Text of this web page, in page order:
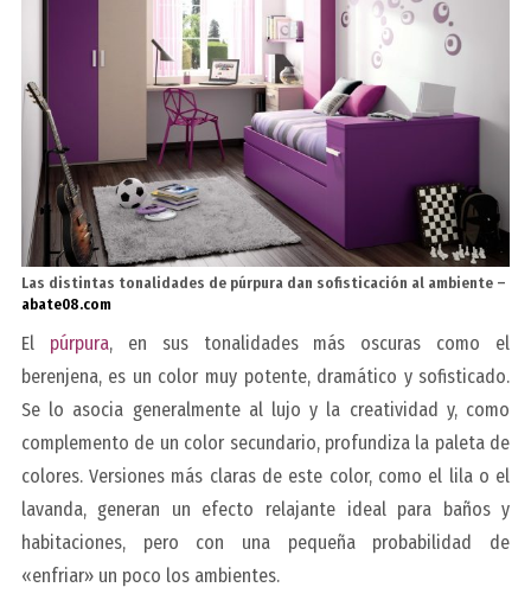
Las distintas tonalidades de púrpura dan sofisticación al ambiente –
abate08.com
El púrpura, en sus tonalidades más oscuras como el
berenjena, es un color muy potente, dramático y sofisticado.
Se lo asocia generalmente al lujo y la creatividad y, como
complemento de un color secundario, profundiza la paleta de
colores. Versiones más claras de este color, como el lila o el
lavanda, generan un efecto relajante ideal para baños y
habitaciones, pero con una pequeña probabilidad de
«enfriar» un poco los ambientes.